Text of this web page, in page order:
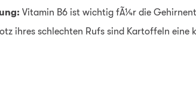
Vitamin B6 ist wichtig fÃ¼r die
ihres schlechten Rufs sind Kartoffeln